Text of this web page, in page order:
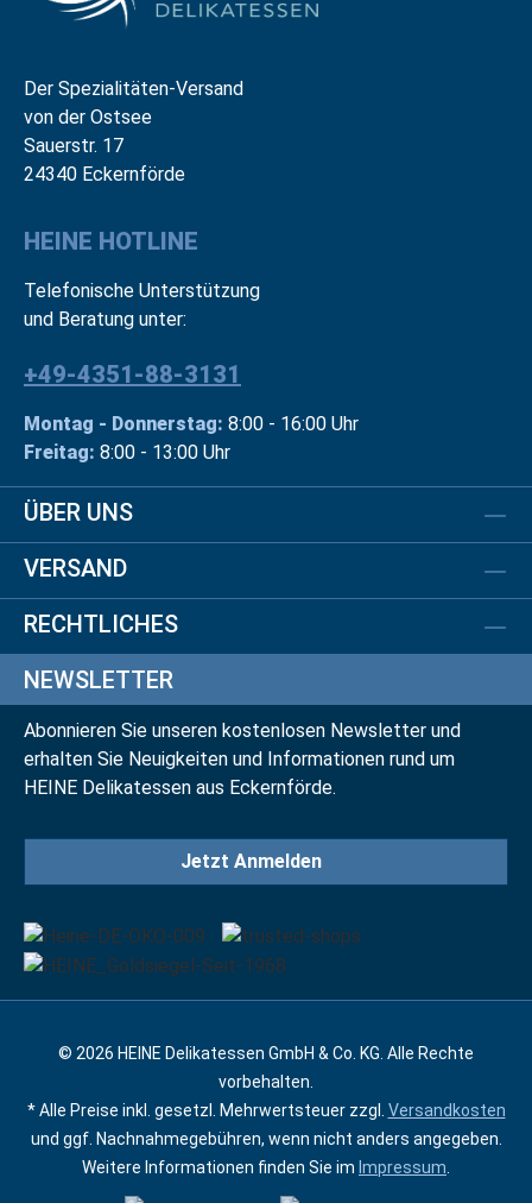
Der Spezialitäten-Versand
von der Ostsee
Sauerstr. 17
24340 Eckernförde
HEINE HOTLINE
Telefonische Unterstützung
und Beratung unter:
+49-4351-88-3131
Montag - Donnerstag: 8:00 - 16:00 Uhr
Freitag: 8:00 - 13:00 Uhr
ÜBER UNS
VERSAND
RECHTLICHES
NEWSLETTER
Abonnieren Sie unseren kostenlosen Newsletter und
erhalten Sie Neuigkeiten und Informationen rund um
HEINE Delikatessen aus Eckernförde.
Jetzt Anmelden
© 2026 HEINE Delikatessen GmbH & Co. KG. Alle Rechte
vorbehalten.
* Alle Preise inkl. gesetzl. Mehrwertsteuer zzgl. Versandkosten
und ggf. Nachnahmegebühren, wenn nicht anders angegeben.
Weitere Informationen finden Sie im Impressum.